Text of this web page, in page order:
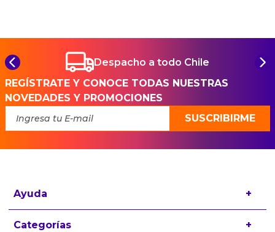
Despacho a todo Chile
REGÍSTRATE Y CONOCE TODAS NUESTRAS
NOVEDADES Y PROMOCIONES
SUSCRIBIRME
Ayuda +
Preguntas frecuentes
Categorías +